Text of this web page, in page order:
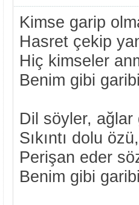
Kimse garip
Hasret çekip
Hiç kimseler
Benim gibi
Dil söyler, ağlar
Sıkıntı dolu özü,
Perişan eder
Benim gibi